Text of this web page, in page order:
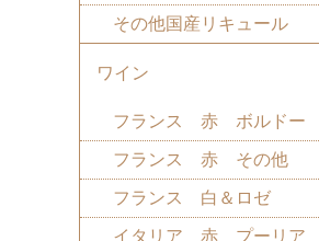
その他国産リキュール
ワイン
フランス 赤 ボルドー
フランス 赤 その他
フランス 白＆ロゼ
イタリア 赤 プーリア